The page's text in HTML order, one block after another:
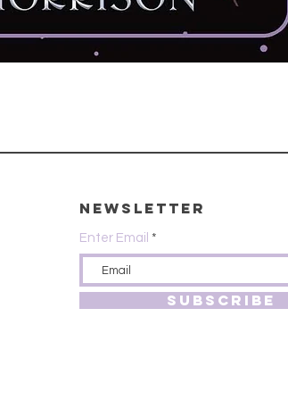
Newsletter
Enter Email
SUBSCRIBE